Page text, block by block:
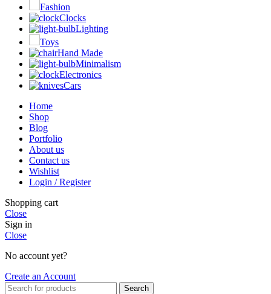
Fashion
Clocks
Lighting
Toys
Hand Made
Minimalism
Electronics
Cars
Home
Shop
Blog
Portfolio
About us
Contact us
Wishlist
Login / Register
Shopping cart
Close
Sign in
Close
No account yet?
Create an Account
Search